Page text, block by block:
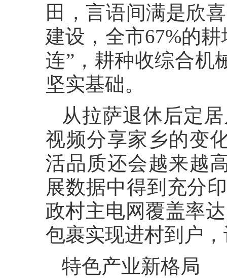
田，言语间满是欣
建设，全市67%的
连”，耕种收综合机
坚实基础。
从拉萨退休后定
视频分享家乡的变
活品质还会越来越
展数据中得到充分
政村主电网覆盖率
包裹实现进村到户
特色产业新格局